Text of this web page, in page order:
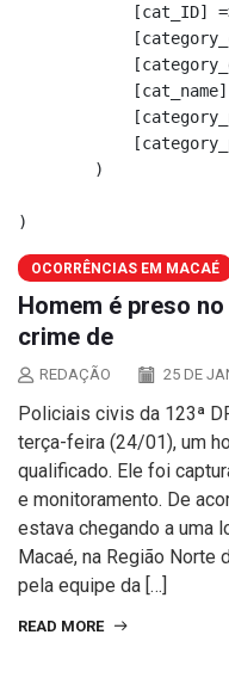
[cat_ID]
        )
OCORRÊNCIAS EM MACAÉ
Homem é preso
crime de
REDAÇÃO 25 DE
Policiais civis da 123ª
terça-feira (24/01), um
qualificado. Ele foi
e monitoramento. De
estava chegando a uma
Macaé, na Região Norte
pela equipe da […]
READ MORE